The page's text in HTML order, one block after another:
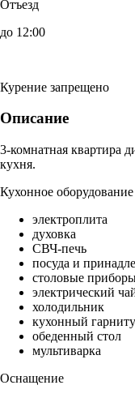
Отъезд
до 12:00
Курение запрещено
Описание
3-комнатная квартира
кухня.
Кухонное оборудование
электроплита
духовка
СВЧ-печь
посуда и
столовые
электрический
холодильник
кухонный
обеденный стол
мультиварка
Оснащение